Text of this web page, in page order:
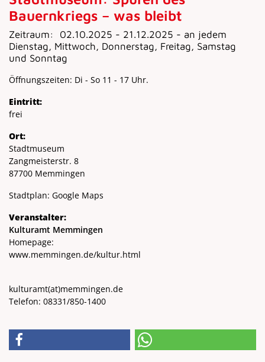
Bauernkriegs – was bleibt
Zeitraum:
02.10.2025 - 21.12.2025 - an jedem
Dienstag, Mittwoch, Donnerstag, Freitag, Samstag
und Sonntag
Öffnungszeiten: Di - So 11 - 17 Uhr.
Eintritt:
frei
Ort:
Stadtmuseum
Zangmeisterstr. 8
87700 Memmingen
Stadtplan: Google Maps
Veranstalter:
Kulturamt Memmingen
Homepage:
www.memmingen.de/kultur.html
kulturamt(at)memmingen.de
Telefon: 08331/850-1400